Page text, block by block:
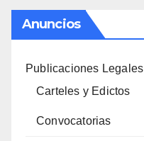
Anuncios
Publicaciones Legales
Carteles y Edictos
Convocatorias